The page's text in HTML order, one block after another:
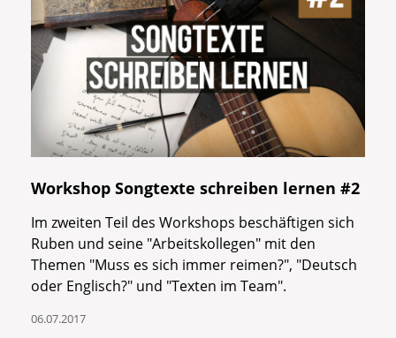
Workshop Songtexte schreiben lernen #2
Im zweiten Teil des Workshops beschäftigen sich
Ruben und seine "Arbeitskollegen" mit den
Themen "Muss es sich immer reimen?", "Deutsch
oder Englisch?" und "Texten im Team".
06.07.2017